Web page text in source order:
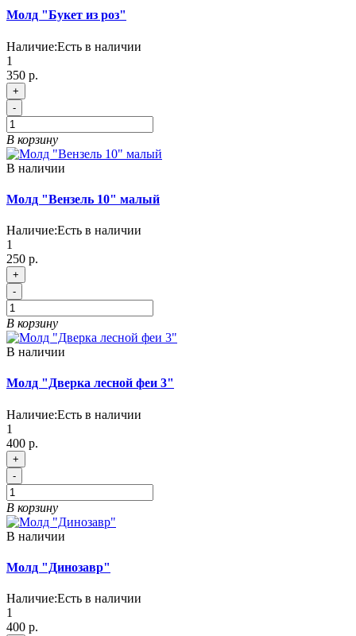
Молд "Букет из роз"
Наличие:Есть в наличии
1
350 р.
+
-
В корзину
В наличии
Молд "Вензель 10" малый
Наличие:Есть в наличии
1
250 р.
+
-
В корзину
В наличии
Молд "Дверка лесной феи 3"
Наличие:Есть в наличии
1
400 р.
+
-
В корзину
В наличии
Молд "Динозавр"
Наличие:Есть в наличии
1
400 р.